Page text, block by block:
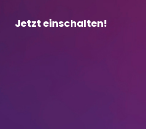
Jetzt einschalten!